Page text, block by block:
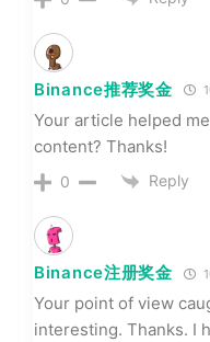
Binance推荐奖金
Your article helped
content? Thanks!
0 Reply
Binance注册奖金
Your point of view
interesting. Thanks. I